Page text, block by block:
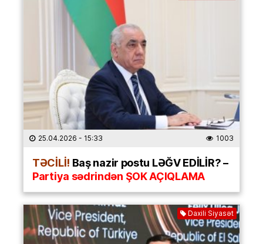
25.04.2026 - 15:33 1003
TƏCİLİ! Baş nazir postu LƏĞV EDİLİR? –
Partiya sədrindən ŞOK AÇIQLAMA
Daxili Siyasət